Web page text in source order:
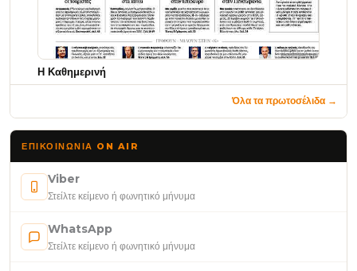
Η Καθημερινή
Όλα τα πρωτοσέλιδα →
ΕΠΙΚΟΙΝΩΝΊΑ ON AIR
Viber
Στείλτε κείμενο ή φωνητικό μήνυμα
WhatsApp
Στείλτε κείμενο ή φωνητικό μήνυμα